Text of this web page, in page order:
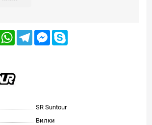
WhatsAppTelegramMessenger
SR Suntour
Вилки